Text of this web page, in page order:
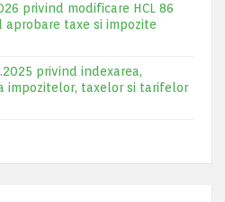
privind modificare HCL 86
aprobare taxe si impozite
privind indexarea,
impozitelor, taxelor si tarifelor